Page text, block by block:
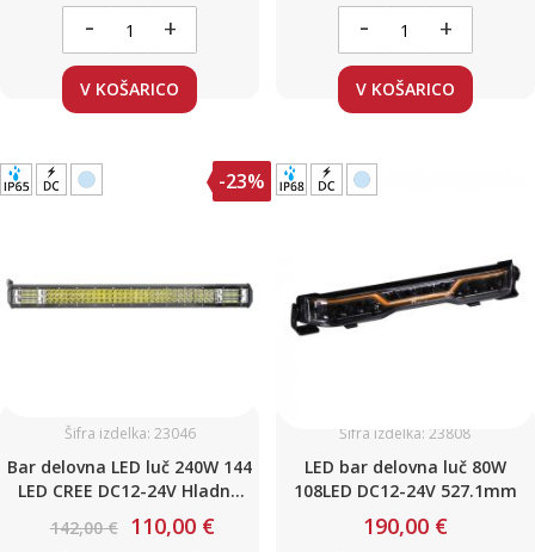
- +
V KOŠARICO
- +
V KOŠARICO
-23%
Šifra izdelka: 23046
Bar delovna LED luč 240W 144
LED CREE DC12-24V Hladno
bela L-795mm
142,00 € 110,00 €
Šifra izdelka: 23808
LED bar delovna luč 80W
108LED DC12-24V 527.1mm
190,00 €